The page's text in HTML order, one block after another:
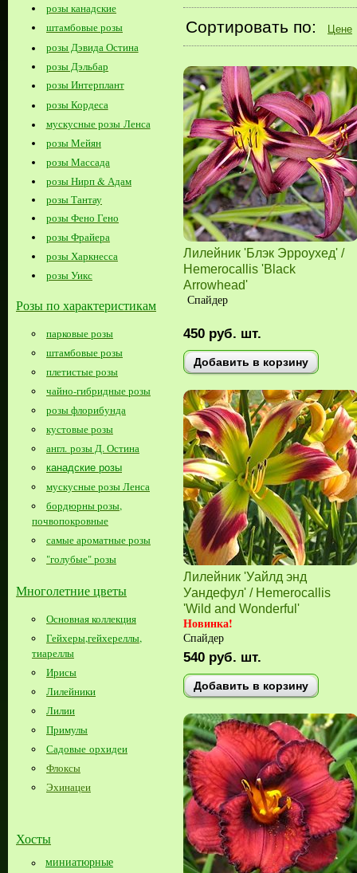
розы канадские
штамбовые розы
розы Дэвида Остина
розы Дэльбар
розы Интерплант
розы Кордеса
мускусные розы Ленса
розы Мейян
розы Массада
розы Нирп & Адам
розы Тантау
розы Фено Гено
розы Фрайера
розы Харкнесса
розы Уикс
Розы по характеристикам
парковые розы
штамбовые розы
плетистые розы
чайно-гибридные розы
розы флорибунда
кустовые розы
англ. розы Д. Остина
канадские розы
мускусные розы Ленса
бордюрны розы,
почвопокровные
самые ароматные розы
"голубые" розы
Многолетние цветы
Основная коллекция
Гейхеры,гейхереллы,
тиареллы
Ирисы
Лилейники
Лилии
Примулы
Садовые орхидеи
Флоксы
Эхинацеи
Хосты
миниатюрные
Сортировать по: Цене
Лилейник 'Блэк Эрроухед' /
Hemerocallis 'Black
Arrowhead'
Спайдер
450 руб. шт.
Добавить в корзину
Лилейник 'Уайлд энд
Уандефул' / Hemerocallis
'Wild and Wonderful'
Новинка!
Спайдер
540 руб. шт.
Добавить в корзину